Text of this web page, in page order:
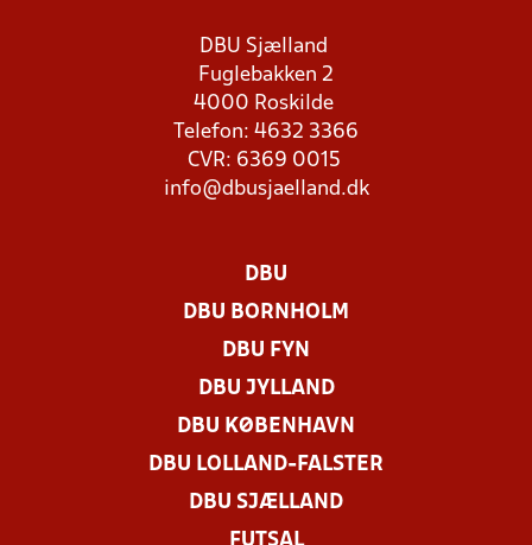
DBU Sjælland
Fuglebakken 2
4000 Roskilde
Telefon: 4632 3366
CVR: 6369 0015
info@dbusjaelland.dk
DBU
DBU BORNHOLM
DBU FYN
DBU JYLLAND
DBU KØBENHAVN
DBU LOLLAND-FALSTER
DBU SJÆLLAND
FUTSAL